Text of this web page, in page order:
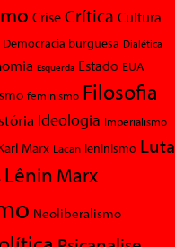
Crise Crítica Cultura
Democracia burguesa Dialética
Esquerda Estado EUA
feminismo Filosofia
Ideologia Imperialismo
Marx Lacan leninismo Luta
Lênin Marx
Neoliberalismo